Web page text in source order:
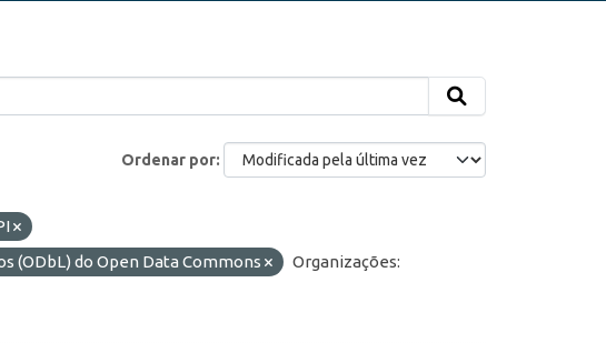
Ordenar por
(ODbL) do Open Data Commons
Organizações: